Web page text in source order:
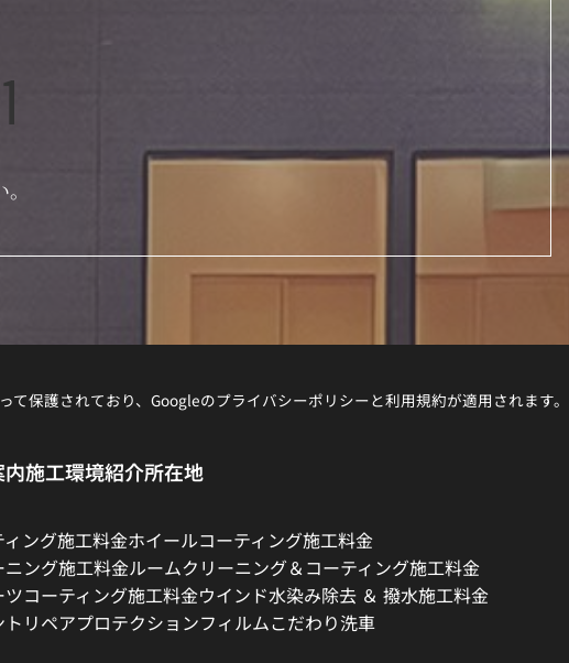
て保護されており、Googleのプライバシーポリシーと利用規約が適用されます。
施工環境紹介所在地
ング施工料金ホイールコーティング施工料金
ング施工料金ルームクリーニング＆コーティング施工料金
コーティング施工料金ウインド水染み除去 ＆ 撥水施工料金
トリペアプロテクションフィルムこだわり洗車